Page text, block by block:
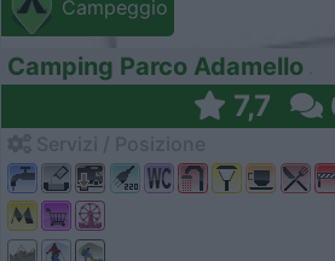
Campeggio
Camping Parco Adamello
7,7